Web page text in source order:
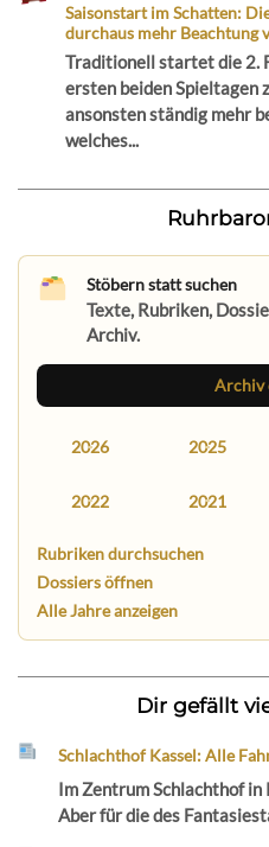
Saisonstart im Schatten:
durchaus mehr Beachtung
Traditionell startet die 2.
ersten beiden Spieltagen
ansonsten ständig mehr
welches...
Stöbern statt suchen
Texte, Rubriken,
Archiv.
Archiv
2026 2025
2022 2021
Rubriken durchsuchen
Dossiers öffnen
Alle Jahre anzeigen
Dir gefällt
Schlachthof Kassel: Alle
Im Zentrum Schlachthof in
Aber für die des